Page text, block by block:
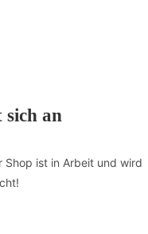
sich an
Shop ist in Arbeit und wird